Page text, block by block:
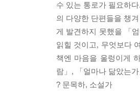
수 있는 통로가 필요하
의 다양한 단편들을 챙
게 발견하지 못했을 「
읽힐 것이고, 무엇보다
책엔 마음을 울렁이게
람」, 「얼마나 닮았는
? 문목하, 소설가